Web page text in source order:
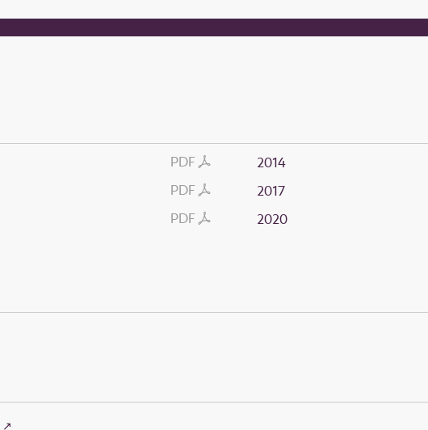
PDF
2014
PDF
2017
PDF
2020